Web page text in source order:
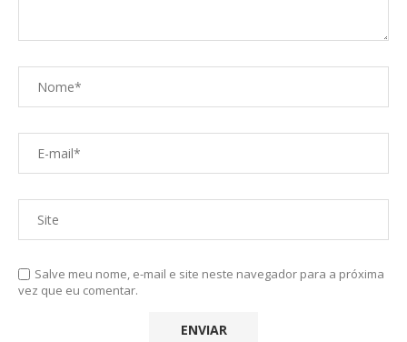
Salve meu nome, e-mail e site neste navegador para a próxima
vez que eu comentar.